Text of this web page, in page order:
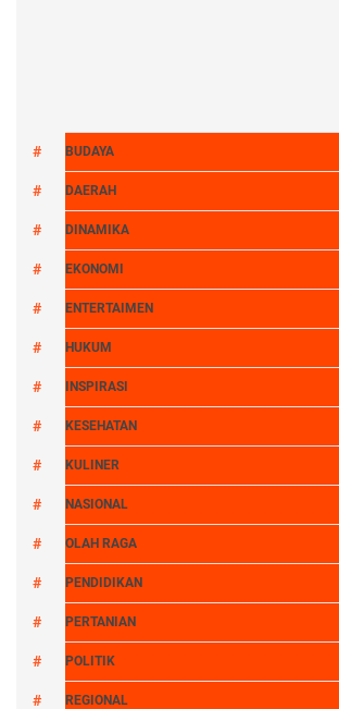
BUDAYA
DAERAH
DINAMIKA
EKONOMI
ENTERTAIMEN
HUKUM
INSPIRASI
KESEHATAN
KULINER
NASIONAL
OLAH RAGA
PENDIDIKAN
PERTANIAN
POLITIK
REGIONAL